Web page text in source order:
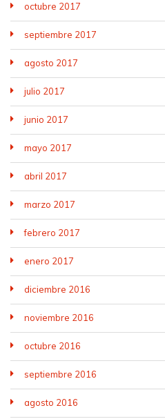
octubre 2017
septiembre 2017
agosto 2017
julio 2017
junio 2017
mayo 2017
abril 2017
marzo 2017
febrero 2017
enero 2017
diciembre 2016
noviembre 2016
octubre 2016
septiembre 2016
agosto 2016